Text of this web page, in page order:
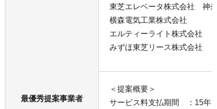
最優秀提案事業者
東芝エレベータ株式会社 神
横森電気工業株式会社
エルティーライト株式会社
みずほ東芝リース株式会社
＜提案概要＞
サービス料支払期間 ：15年